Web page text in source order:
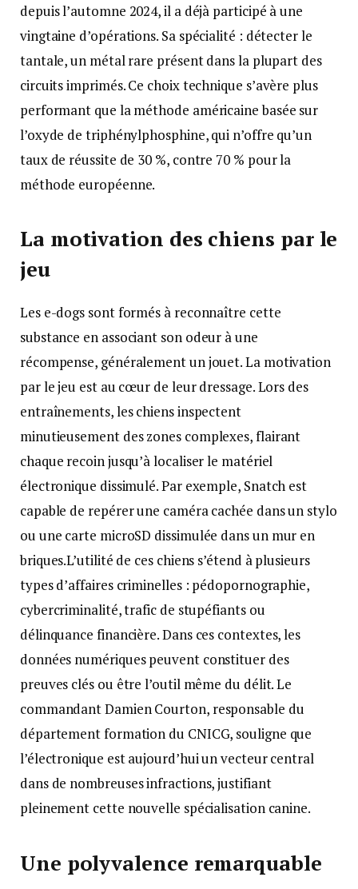
depuis l’automne 2024, il a déjà participé à une
vingtaine d’opérations. Sa spécialité : détecter le
tantale, un métal rare présent dans la plupart des
circuits imprimés. Ce choix technique s’avère plus
performant que la méthode américaine basée sur
l’oxyde de triphénylphosphine, qui n’offre qu’un
taux de réussite de 30 %, contre 70 % pour la
méthode européenne.
La motivation des chiens par le
jeu
Les e-dogs sont formés à reconnaître cette
substance en associant son odeur à une
récompense, généralement un jouet. La motivation
par le jeu est au cœur de leur dressage. Lors des
entraînements, les chiens inspectent
minutieusement des zones complexes, flairant
chaque recoin jusqu’à localiser le matériel
électronique dissimulé. Par exemple, Snatch est
capable de repérer une caméra cachée dans un stylo
ou une carte microSD dissimulée dans un mur en
briques.L’utilité de ces chiens s’étend à plusieurs
types d’affaires criminelles : pédopornographie,
cybercriminalité, trafic de stupéfiants ou
délinquance financière. Dans ces contextes, les
données numériques peuvent constituer des
preuves clés ou être l’outil même du délit. Le
commandant Damien Courton, responsable du
département formation du CNICG, souligne que
l’électronique est aujourd’hui un vecteur central
dans de nombreuses infractions, justifiant
pleinement cette nouvelle spécialisation canine.
Une polyvalence remarquable